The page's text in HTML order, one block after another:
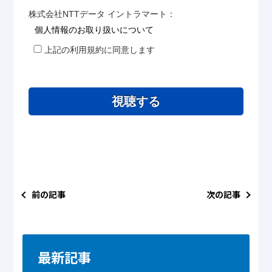
株式会社NTTデータ イントラマート：
個人情報のお取り扱いについて
上記の利用規約に同意します
視聴する
前の記事 次の記事
最新記事